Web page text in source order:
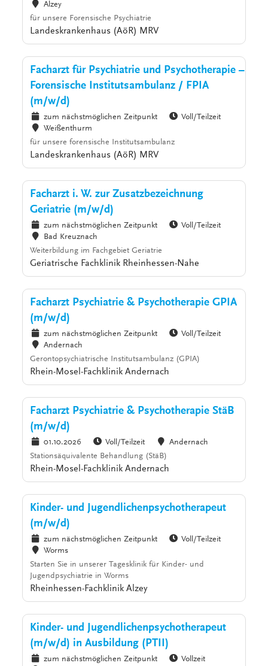
Alzey
für unsere Forensische Psychiatrie
Landeskrankenhaus (AöR) MRV
Facharzt für Psychiatrie und Psychotherapie –
Forensische Institutsambulanz / FPIA
(m/w/d)
zum nächstmöglichen Zeitpunkt
Voll/Teilzeit
Weißenthurm
für unsere forensische Institutsambulanz
Landeskrankenhaus (AöR) MRV
Facharzt i. W. zur Zusatzbezeichnung
Geriatrie (m/w/d)
zum nächstmöglichen Zeitpunkt
Voll/Teilzeit
Bad Kreuznach
Weiterbildung im Fachgebiet Geriatrie
Geriatrische Fachklinik Rheinhessen-Nahe
Facharzt Psychiatrie & Psychotherapie GPIA
(m/w/d)
zum nächstmöglichen Zeitpunkt
Voll/Teilzeit
Andernach
Gerontopsychiatrische Institutsambulanz (GPIA)
Rhein-Mosel-Fachklinik Andernach
Facharzt Psychiatrie & Psychotherapie StäB
(m/w/d)
01.10.2026 Voll/Teilzeit
Andernach
Stationsäquivalente Behandlung (StäB)
Rhein-Mosel-Fachklinik Andernach
Kinder- und Jugendlichenpsychotherapeut
(m/w/d)
zum nächstmöglichen Zeitpunkt
Voll/Teilzeit
Worms
Starten Sie in unserer Tagesklinik für Kinder- und
Jugendpsychiatrie in Worms
Rheinhessen-Fachklinik Alzey
Kinder- und Jugendlichenpsychotherapeut
(m/w/d) in Ausbildung (PTII)
zum nächstmöglichen Zeitpunkt
Vollzeit